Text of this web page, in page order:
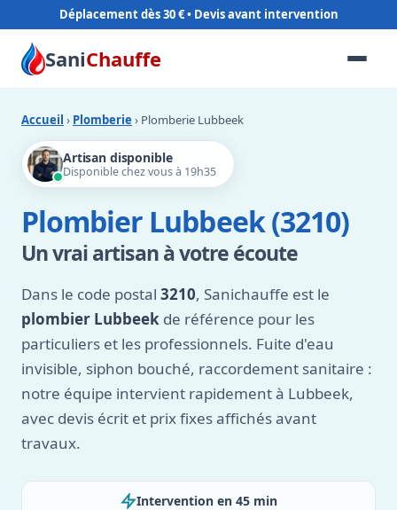
Déplacement dès 30 €
SaniChauffe
Accueil › Plomberie › Plomberie Lubbeek
Artisan disponible
Disponible chez vous à 19h35
Plombier Lubbeek (3210)
Un vrai artisan à votre écoute
Dans le code postal 3210, Sanichauffe est le
plombier Lubbeek de référence pour les
particuliers et les professionnels. Fuite d'eau
invisible, siphon bouché, raccordement sanitaire :
notre équipe intervient rapidement à Lubbeek,
avec devis écrit et prix fixes affichés avant
travaux.
Intervention en 45 min